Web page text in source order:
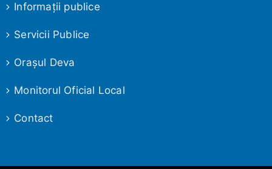
Informaţii publice
Servicii Publice
Oraşul Deva
Monitorul Oficial Local
Contact